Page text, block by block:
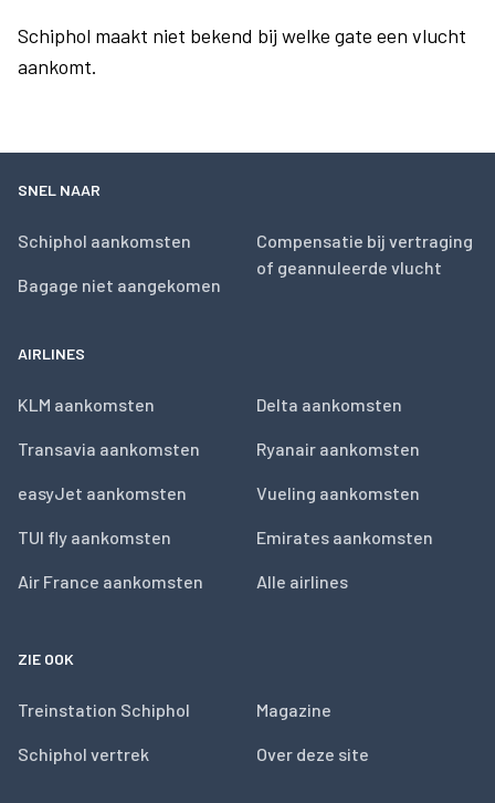
Schiphol maakt niet bekend bij welke gate een vlucht
aankomt.
SNEL NAAR
Schiphol aankomsten
Bagage niet aangekomen
Compensatie bij vertraging
of geannuleerde vlucht
AIRLINES
KLM aankomsten
Transavia aankomsten
easyJet aankomsten
TUI fly aankomsten
Air France aankomsten
Delta aankomsten
Ryanair aankomsten
Vueling aankomsten
Emirates aankomsten
Alle airlines
ZIE OOK
Treinstation Schiphol
Schiphol vertrek
Magazine
Over deze site